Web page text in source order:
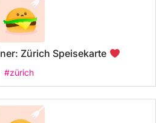
Zürich Speisekarte
#zürich